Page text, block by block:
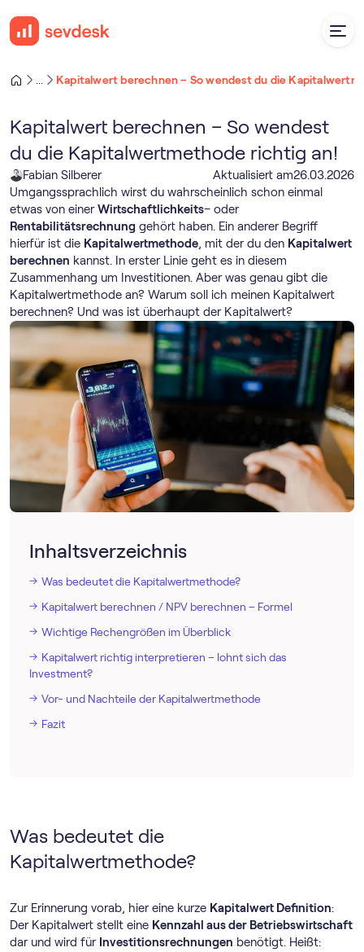
Kapitalwert berechnen – So wendest du die
Kapitalwert berechnen – So wendest
du die Kapitalwertmethode richtig an!
Fabian Silberer Aktualisiert am26.03.2026
Umgangssprachlich wirst du wahrscheinlich schon einmal
etwas von einerWirtschaftlichkeits– oder
Rentabilitätsrechnung gehört haben. Ein anderer Begriff
hierfür ist die Kapitalwertmethode, mit der du den Kapitalwert
berechnen kannst. In erster Linie geht es in diesem
Zusammenhang um Investitionen. Aber was genau gibt die
Kapitalwertmethode an? Warum soll ich meinen Kapitalwert
berechnen? Und was ist überhaupt der Kapitalwert?
Inhaltsverzeichnis
Was bedeutet die Kapitalwertmethode?
Kapitalwert berechnen / NPV berechnen – Formel
Wichtige Rechengrößen im Überblick
Kapitalwert richtig interpretieren – lohnt sich das
Investment?
Vor- und Nachteile der Kapitalwertmethode
Fazit
Was bedeutet die
Kapitalwertmethode?
Zur Erinnerung vorab, hier eine kurze Kapitalwert Definition:
Der Kapitalwert stellt eine Kennzahl aus der Betriebswirtschaft
dar und wird für Investitionsrechnungen benötigt. Heißt: